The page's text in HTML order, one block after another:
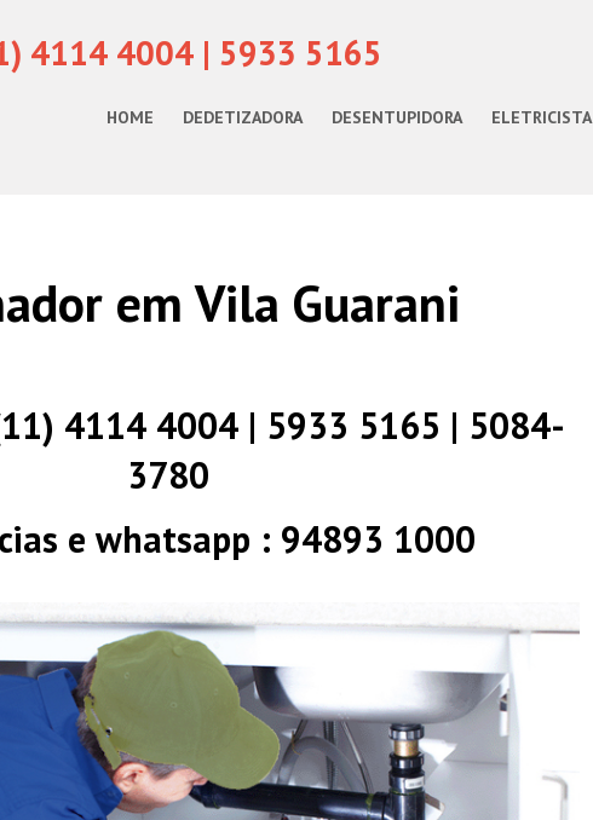
4114 4004 | 5933 5165
HOME DEDETIZADORA DESENTUPIDORA ELETRICISTA
em Vila Guarani
4114 4004 | 5933 5165 | 5084-
3780
e whatsapp : 94893 1000